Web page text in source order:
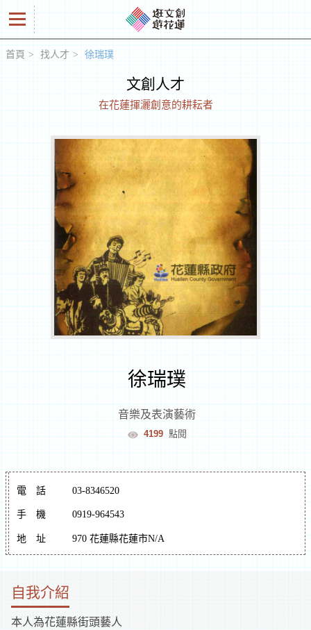
花
蓮文
體
驗
逛
市
集
首頁 找人才 徐瑞璞
文創人才
在花蓮揮灑創意的耕耘者
徐瑞璞
音樂及表演藝術
4199 點閱
電話 03-8346520
手機 0919-964543
地址 970 花蓮縣花蓮市N/A
自我介紹
本人為花蓮縣街頭藝人